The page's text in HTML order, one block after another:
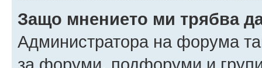
Защо мнението ми трябва
Администратора на форума
за форуми, подфоруми и